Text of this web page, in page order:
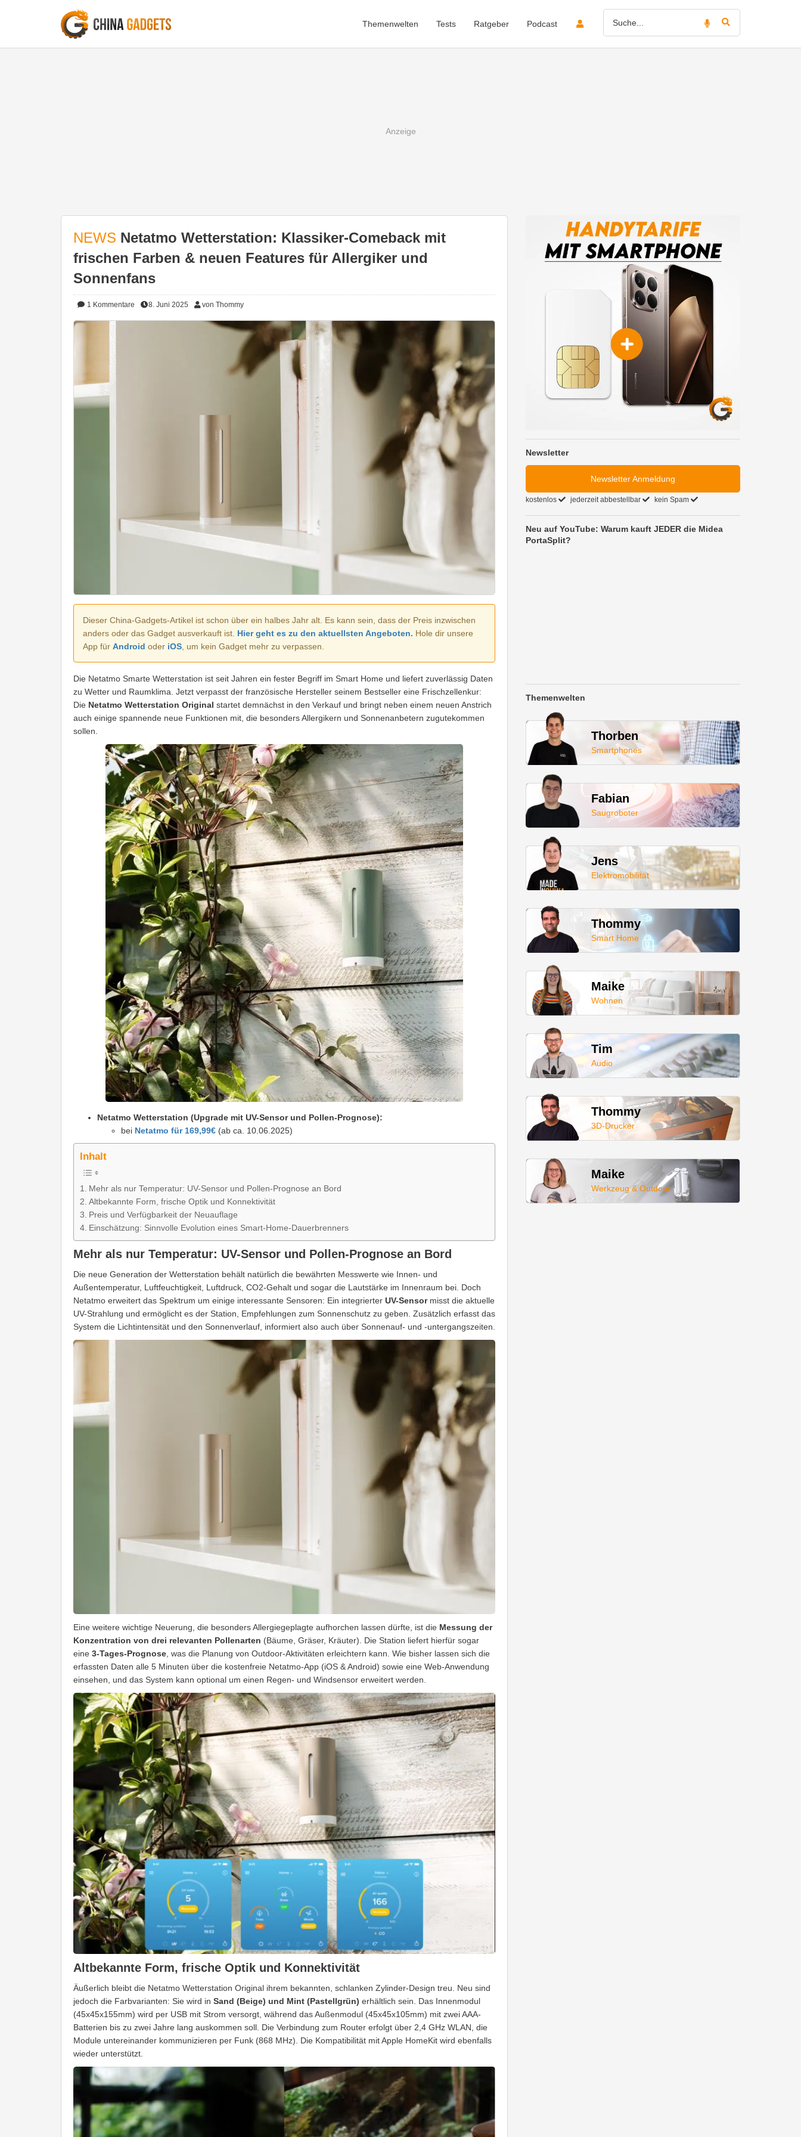
Themenwelten Tests Ratgeber Podcast
NEWS Netatmo Wetterstation: Klassiker-Comeback mit
frischen Farben & neuen Features für Allergiker und
Sonnenfans
1 Kommentare 8. Juni 2025 von Thommy
Dieser China-Gadgets-Artikel ist schon über ein halbes Jahr alt. Es kann sein, dass der Preis inzwischen
anders oder das Gadget ausverkauft ist. Hier geht es zu den aktuellsten Angeboten. Hole dir unsere
App für Android oder iOS , um kein Gadget mehr zu verpassen.
Die Netatmo Smarte Wetterstation ist seit Jahren ein fester Begriff im Smart Home und liefert zuverlässig Daten
zu Wetter und Raumklima. Jetzt verpasst der französische Hersteller seinem Bestseller eine Frischzellenkur:
Die Netatmo Wetterstation Original startet demnächst in den Verkauf und bringt neben einem neuen Anstrich
auch einige spannende neue Funktionen mit, die besonders Allergikern und Sonnenanbetern zugutekommen
sollen.
Netatmo Wetterstation (Upgrade mit UV-Sensor und Pollen-Prognose):
bei Netatmo für 169,99€ (ab ca. 10.06.2025)
Inhalt
Mehr als nur Temperatur: UV-Sensor und Pollen-Prognose an Bord
Altbekannte Form, frische Optik und Konnektivität
Preis und Verfügbarkeit der Neuauflage
Einschätzung: Sinnvolle Evolution eines Smart-Home-Dauerbrenners
Mehr als nur Temperatur: UV-Sensor und Pollen-Prognose an Bord
Die neue Generation der Wetterstation behält natürlich die bewährten Messwerte wie Innen- und
Außentemperatur, Luftfeuchtigkeit, Luftdruck, CO2-Gehalt und sogar die Lautstärke im Innenraum bei. Doch
Netatmo erweitert das Spektrum um einige interessante Sensoren: Ein integrierter UV-Sensormisst die aktuelle
UV-Strahlung und ermöglicht es der Station, Empfehlungen zum Sonnenschutz zu geben. Zusätzlich erfasst das
System die Lichtintensität und den Sonnenverlauf, informiert also auch über Sonnenauf- und -untergangszeiten.
Eine weitere wichtige Neuerung, die besonders Allergiegeplagte aufhorchen lassen dürfte, ist die Messung der
Konzentration von drei relevanten Pollenarten (Bäume, Gräser, Kräuter). Die Station liefert hierfür sogar
eine 3-Tages-Prognose , was die Planung von Outdoor-Aktivitäten erleichtern kann. Wie bisher lassen sich die
erfassten Daten alle 5 Minuten über die kostenfreie Netatmo-App (iOS & Android) sowie eine Web-Anwendung
einsehen, und das System kann optional um einen Regen- und Windsensor erweitert werden.
Altbekannte Form, frische Optik und Konnektivität
Äußerlich bleibt die Netatmo Wetterstation Original ihrem bekannten, schlanken Zylinder-Design treu. Neu sind
jedoch die Farbvarianten: Sie wird in Sand (Beige) und Mint (Pastellgrün) erhältlich sein. Das Innenmodul
(45x45x155mm) wird per USB mit Strom versorgt, während das Außenmodul (45x45x105mm) mit zwei AAA-
Batterien bis zu zwei Jahre lang auskommen soll. Die Verbindung zum Router erfolgt über 2,4 GHz WLAN, die
Module untereinander kommunizieren per Funk (868 MHz). Die Kompatibilität mit Apple HomeKit wird ebenfalls
wieder unterstützt.
Newsletter
Newsletter Anmeldung
kostenlos jederzeit abbestellbar kein Spam
Neu auf YouTube: Warum kauft JEDER die Midea
PortaSplit?
Themenwelten
Thorben
Smartphones
Fabian
Saugroboter
Jens
Elektromobilität
Thommy
Smart Home
Maike
Wohnen
Tim
Audio
Thommy
3D-Drucker
Maike
Werkzeug & Outdoor